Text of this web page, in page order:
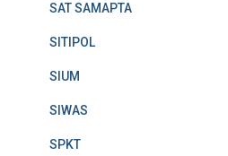
SAT SAMAPTA
SITIPOL
SIUM
SIWAS
SPKT